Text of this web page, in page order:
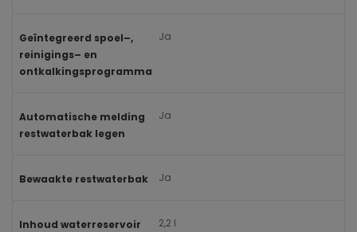
Geïntegreerd spoel–,
reinigings– en
ontkalkingsprogramma
Ja
Automatische melding
restwaterbak legen
Ja
Bewaakte restwaterbak Ja
Inhoud waterreservoir 2,2 l